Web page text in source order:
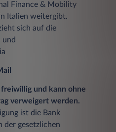
Finance & Mobility
Italien weitergibt.
sich auf die
und
und kann ohne
verweigert werden.
ist die Bank
der gesetzlichen